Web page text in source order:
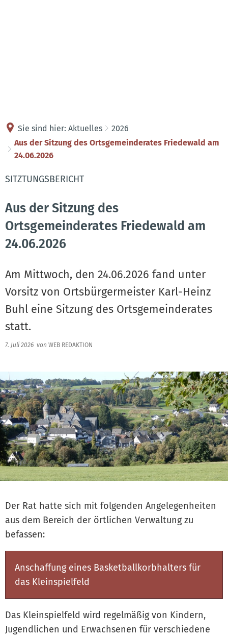
Sie sind hier: Aktuelles
2026
Aus der Sitzung des Ortsgemeinderates Friedewald am
24.06.2026
SITZTUNGSBERICHT
Aus der Sitzung des
Ortsgemeinderates Friedewald am
24.06.2026
Am Mittwoch, den 24.06.2026 fand unter
Vorsitz von Ortsbürgermeister Karl-Heinz
Buhl eine Sitzung des Ortsgemeinderates
statt.
7. Juli 2026 von WEB REDAKTION
Der Rat hatte sich mit folgenden Angelegenheiten
aus dem Bereich der örtlichen Verwaltung zu
befassen:
Anschaffung eines Basketballkorbhalters für
das Kleinspielfeld
Das Kleinspielfeld wird regelmäßig von Kindern,
Jugendlichen und Erwachsenen für verschiedene